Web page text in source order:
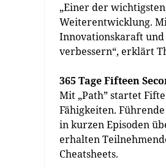
„Einer der
Weiterentwicklung.
Innovationskaraft
verbessern“, erklärt
365 Tage Fifteen
Mit „Path” startet
Fähigkeiten.
in kurzen Episoden
erhalten
Cheatsheets.